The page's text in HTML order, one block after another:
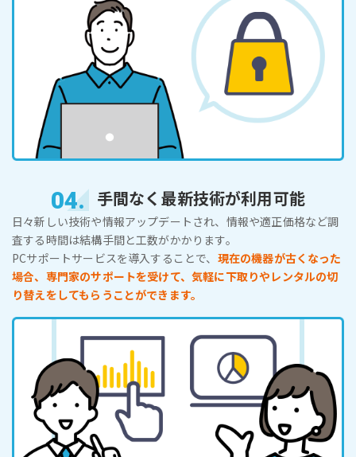
04. 手間なく最新技術が利用可能
日々新しい技術や情報アップデートされ、情報や適正価格など調
査する時間は結構手間と工数がかかります。
PCサポートサービスを導入することで、 現在の機器が古くなった
場合、専門家のサポートを受けて、気軽に下取りやレンタルの切
り替えをしてもらうことができます。